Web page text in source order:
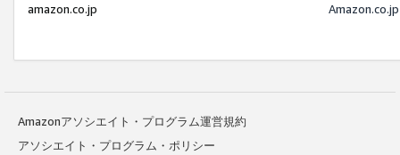
amazon.co.jp
Amazonアソシエイト・プログラム運営規約
アソシエイト・プログラム・ポリシー